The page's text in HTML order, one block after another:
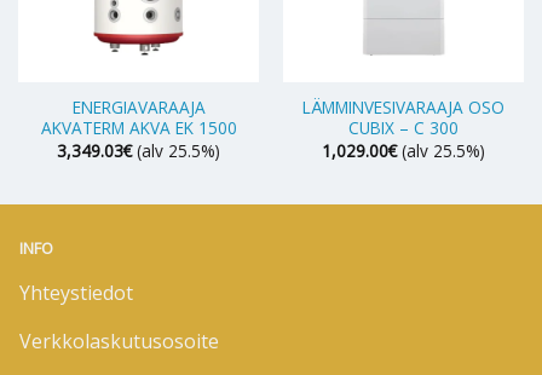
ENERGIAVARAAJA
AKVATERM AKVA EK 1500
3,349.03€ (alv 25.5%)
LÄMMINVESIVARAAJA OSO
CUBIX – C 300
1,029.00€ (alv 25.5%)
INFO
Yhteystiedot
Verkkolaskutusosoite